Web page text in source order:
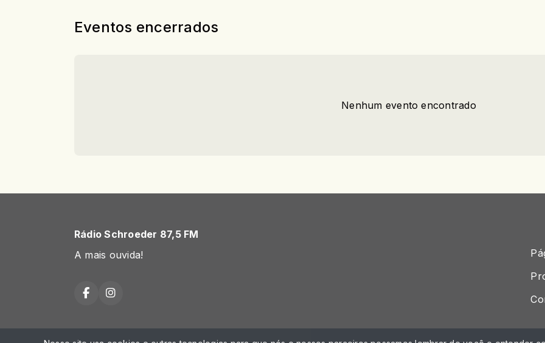
Eventos encerrados
Nenhum evento encontrado
Rádio Schroeder 87,5 FM
A mais ouvida!